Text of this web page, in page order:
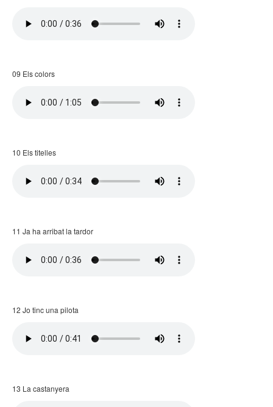
09 Els colors
10 Els titelles
11 Ja ha arribat la tardor
12 Jo tinc una pilota
13 La castanyera